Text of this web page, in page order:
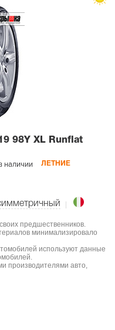
98Y XL Runflat
наличии ЛЕТНИЕ
предшественников.
минимализировало
используют данные
производителями авто,